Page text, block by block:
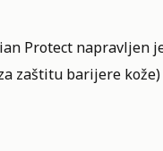
Protect napravljen
zaštitu barijere